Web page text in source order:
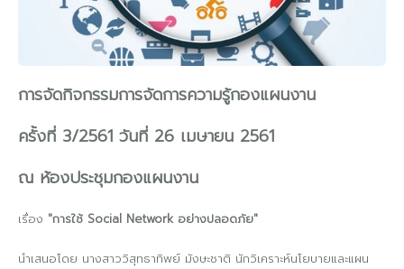
การจัดกิจกรรมการจัดการความรู้กองแผนงาน
ครั้งที่ 3/2561 วันที่ 26 เมษายน 2561
ณ ห้องประชุมกองแผนงาน
เรื่อง "การใช้ Social Network อย่างปลอดภัย"
นำเสนอโดย นางสาววิสุทธาทิพย์ มังษะชาติ นักวิเคราะห์นโยบายและแผน